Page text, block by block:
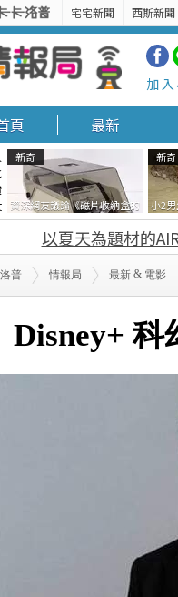
宅宅新聞 西斯新聞
加
頁 最新
新奇
資深網友議論《磁片收納盒的
鎖有什麼用》想偷的話整盒拿
走不就好了嗎？
新奇
小2
頭做
包嚇
西！
以夏天為題材的
普 情報局 最新 & 電影
Disney+
最新 遊戲